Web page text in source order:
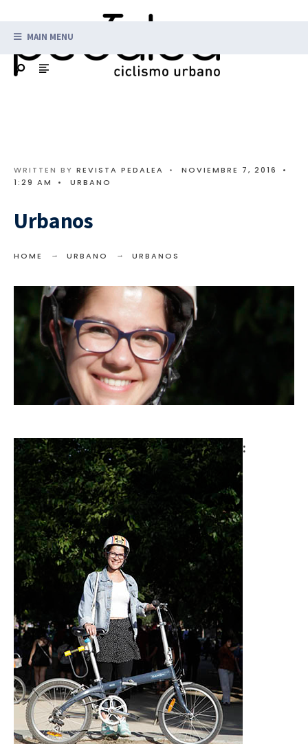
MAIN MENU
WRITTEN BY REVISTA PEDALEA • NOVIEMBRE 7, 2016
•
1:29 AM
• URBANO
Urbanos
HOME URBANO URBANOS